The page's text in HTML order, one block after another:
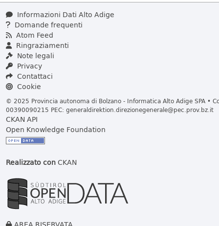
Informazioni Dati Alto Adige
Domande frequenti
Atom Feed
Ringraziamenti
Note legali
Privacy
Contattaci
Cookie
© 2025 Provincia autonoma di Bolzano - Informatica Alto Adige SPA •
00390090215 PEC: generaldirektion.direzionegenerale@pec.prov.bz.it
CKAN API
Open Knowledge Foundation
Realizzato conCKAN